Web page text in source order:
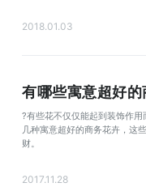
2018.01.03
有哪些寓意超好的
?有些花不仅仅能起到装饰作
几种寓意超好的商务花卉，这
财。
2017.11.28